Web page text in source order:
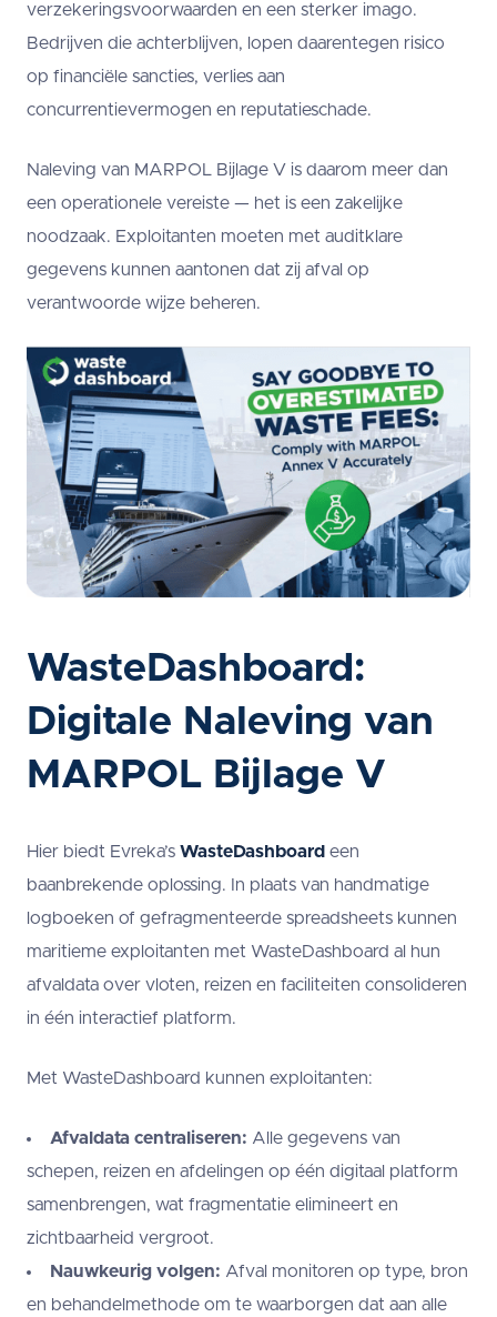
verzekeringsvoorwaarden en een sterker imago.
Bedrijven die achterblijven, lopen daarentegen risico
op financiële sancties, verlies aan
concurrentievermogen en reputatieschade.
Naleving van MARPOL Bijlage V is daarom meer dan
een operationele vereiste — het is een zakelijke
noodzaak. Exploitanten moeten met auditklare
gegevens kunnen aantonen dat zij afval op
verantwoorde wijze beheren.
WasteDashboard:
Digitale Naleving van
MARPOL Bijlage V
Hier biedt Evreka’s WasteDashboard een
baanbrekende oplossing. In plaats van handmatige
logboeken of gefragmenteerde spreadsheets kunnen
maritieme exploitanten met WasteDashboard al hun
afvaldata over vloten, reizen en faciliteiten consolideren
in één interactief platform.
Met WasteDashboard kunnen exploitanten:
Afvaldata centraliseren: Alle gegevens van
schepen, reizen en afdelingen op één digitaal platform
samenbrengen, wat fragmentatie elimineert en
zichtbaarheid vergroot.
Nauwkeurig volgen: Afval monitoren op type, bron
en behandelmethode om te waarborgen dat aan alle